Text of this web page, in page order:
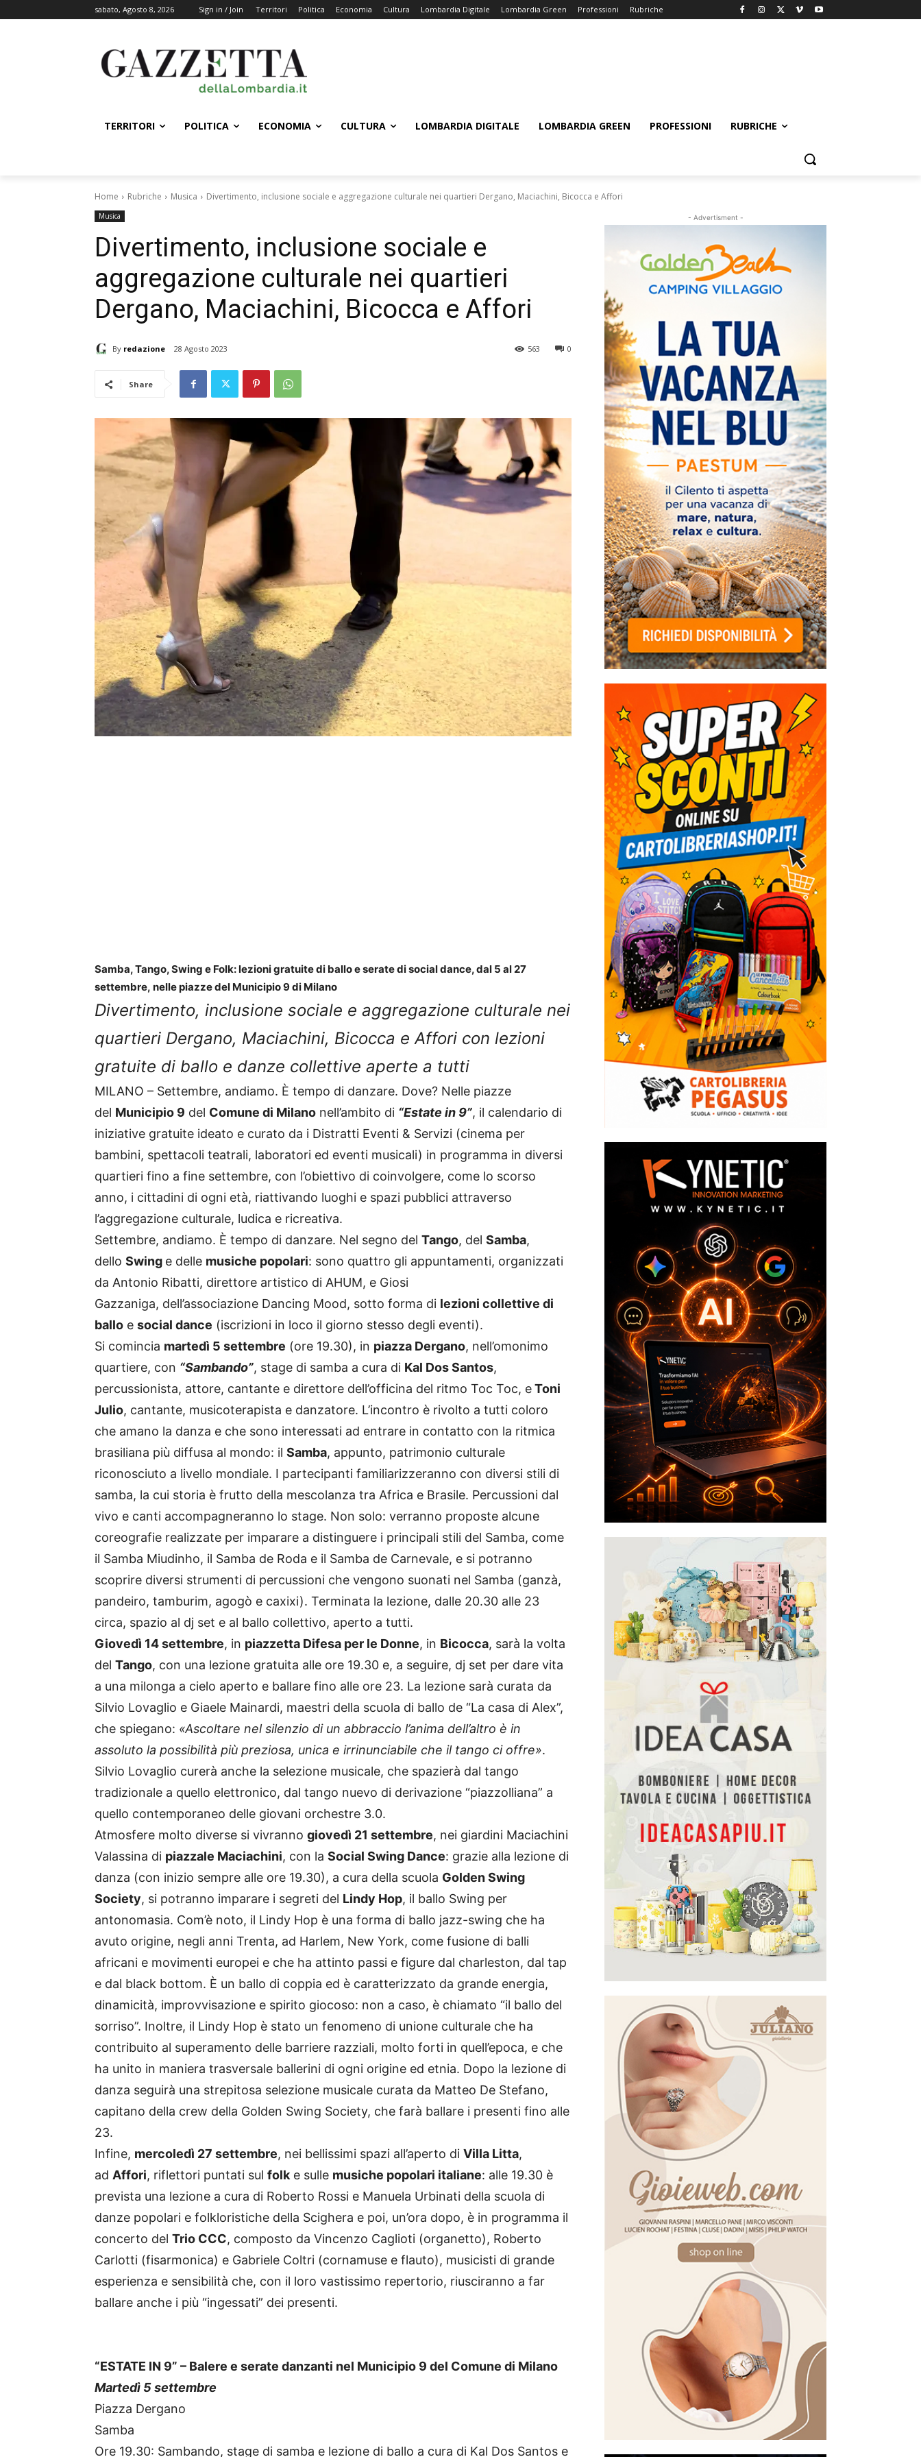
sabato, Agosto 8, 2026 Sign in / Join Territori Politica Economia Cultura Lombardia Digitale Lombardia Green Professioni Rubriche
TERRITORI POLITICA ECONOMIA CULTURA LOMBARDIA DIGITALE LOMBARDIA GREEN PROFESSIONI RUBRICHE
Home Rubriche Musica Divertimento, inclusione sociale e aggregazione culturale nei quartieri Dergano, Maciachini, Bicocca e Affori
Musica
Divertimento, inclusione sociale e
aggregazione culturale nei quartieri
Dergano, Maciachini, Bicocca e Affori
By redazione 28 Agosto 2023 0
563
Share
Samba, Tango, Swing e Folk: lezioni gratuite di balloe serate di social dance, dal 5 al 27
settembre, nelle piazze del Municipio 9 di Milano
Divertimento, inclusione sociale e aggregazione culturale nei
quartieri Dergano, Maciachini, Bicocca e Affori con lezioni
gratuite di ballo e danze collettive aperte a tutti
MILANO – Settembre, andiamo. È tempo di danzare. Dove? Nelle piazze
del Municipio 9 del Comune di Milano nell’ambito di “Estate in 9”, il calendario di
iniziative gratuite ideato e curato da i Distratti Eventi & Servizi (cinema per
bambini, spettacoli teatrali, laboratori ed eventi musicali) in programma in diversi
quartieri fino a fine settembre, con l’obiettivo di coinvolgere, come lo scorso
anno, i cittadini di ogni età, riattivando luoghi e spazi pubblici attraverso
l’aggregazione culturale, ludica e ricreativa.
Settembre, andiamo. È tempo di danzare. Nel segno del Tango, del Samba,
dello Swing e delle musiche popolari: sono quattro gli appuntamenti, organizzati
da Antonio Ribatti, direttore artistico di AHUM, e Giosi
Gazzaniga, dell’associazione Dancing Mood, sotto forma di lezioni collettive di
ballo e social dance (iscrizioni in loco il giorno stesso degli eventi).
Si comincia martedì 5 settembre (ore 19.30), in piazza Dergano, nell’omonimo
quartiere, con “Sambando”, stage di samba a cura di Kal Dos Santos,
percussionista, attore, cantante e direttore dell’officina del ritmo Toc Toc, eToni
Julio, cantante, musicoterapista e danzatore. L’incontro è rivolto a tutti coloro
che amano la danza e che sono interessati ad entrare in contatto con la ritmica
brasiliana più diffusa al mondo: il Samba, appunto, patrimonio culturale
riconosciuto a livello mondiale. I partecipanti familiarizzeranno con diversi stili di
samba, la cui storia è frutto della mescolanza tra Africa e Brasile. Percussioni dal
vivo e canti accompagneranno lo stage. Non solo: verranno proposte alcune
coreografie realizzate per imparare a distinguere i principali stili del Samba, come
il Samba Miudinho, il Samba de Roda e il Samba de Carnevale, e si potranno
scoprire diversi strumenti di percussioni che vengono suonati nel Samba (ganzà,
pandeiro, tamburim, agogò e caxixi). Terminata la lezione, dalle 20.30 alle 23
circa, spazio al dj set e al ballo collettivo, aperto a tutti.
Giovedì 14 settembre, in piazzetta Difesa per le Donne, in Bicocca, sarà la volta
del Tango, con una lezione gratuita alle ore 19.30 e, a seguire, dj set per dare vita
a una milonga a cielo aperto e ballare fino alle ore 23. La lezione sarà curata da
Silvio Lovaglio e Giaele Mainardi, maestri della scuola di ballo de “La casa di Alex”,
che spiegano: «Ascoltare nel silenzio di un abbraccio l’anima dell’altro è in
assoluto la possibilità più preziosa, unica e irrinunciabile che il tango ci offre».
Silvio Lovaglio curerà anche la selezione musicale, che spazierà dal tango
tradizionale a quello elettronico, dal tango nuevo di derivazione “piazzolliana” a
quello contemporaneo delle giovani orchestre 3.0.
Atmosfere molto diverse si vivranno giovedì 21 settembre, nei giardini Maciachini
Valassina di piazzale Maciachini, con la Social Swing Dance: grazie alla lezione di
danza (con inizio sempre alle ore 19.30), a cura della scuola Golden Swing
Society, si potranno imparare i segreti del Lindy Hop, il ballo Swing per
antonomasia. Com’è noto, il Lindy Hop è una forma di ballo jazz-swing che ha
avuto origine, negli anni Trenta, ad Harlem, New York, come fusione di balli
africani e movimenti europei e che ha attinto passi e figure dal charleston, dal tap
e dal black bottom. È un ballo di coppia ed è caratterizzato da grande energia,
dinamicità, improvvisazione e spirito giocoso: non a caso, è chiamato “il ballo del
sorriso”. Inoltre, il Lindy Hop è stato un fenomeno di unione culturale che ha
contribuito al superamento delle barriere razziali, molto forti in quell’epoca, e che
ha unito in maniera trasversale ballerini di ogni origine ed etnia. Dopo la lezione di
danza seguirà una strepitosa selezione musicale curata da Matteo De Stefano,
capitano della crew della Golden Swing Society, che farà ballare i presenti fino alle
23.
Infine, mercoledì 27 settembre, nei bellissimi spazi all’aperto di Villa Litta,
ad Affori, riflettori puntati sul folk e sulle musiche popolari italiane: alle 19.30 è
prevista una lezione a cura di Roberto Rossi e Manuela Urbinati della scuola di
danze popolari e folkloristiche della Scighera e poi, un’ora dopo, è in programma il
concerto del Trio CCC, composto da Vincenzo Caglioti (organetto), Roberto
Carlotti (fisarmonica) e Gabriele Coltri (cornamuse e flauto), musicisti di grande
esperienza e sensibilità che, con il loro vastissimo repertorio, riusciranno a far
ballare anche i più “ingessati” dei presenti.
“ESTATE IN 9” – Balere e serate danzanti nel Municipio 9 del Comune di Milano
Martedì 5 settembre
Piazza Dergano
Samba
Ore 19.30: Sambando, stage di samba e lezione di ballo a cura di Kal Dos Santos e
- Advertisment -